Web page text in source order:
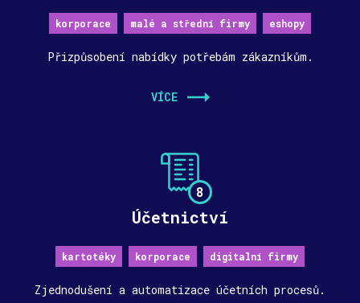
korporace malé a střední firmy eshopy
Přizpůsobení nabídky potřebám zákazníkům.
VÍCE
8
Účetnictví
kartotéky korporace digitalní firmy
Zjednodušení a automatizace účetních procesů.